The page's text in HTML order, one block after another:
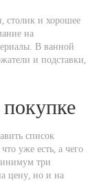
столик и хорошее
на
В ванной
и подставки,
список
уже есть, а чего
три
цену, но и на